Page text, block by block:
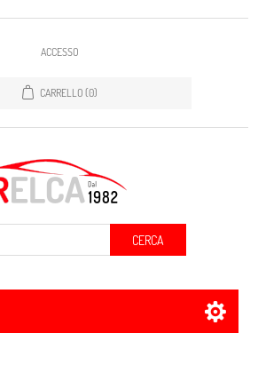
ACCESSO
CARRELLO (0)
CERCA